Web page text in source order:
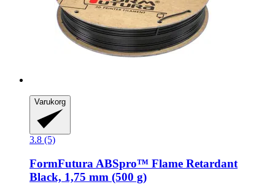
Varukorg
3.8 (5)
FormFutura ABSpro™ Flame Retardant
Black, 1,75 mm (500 g)